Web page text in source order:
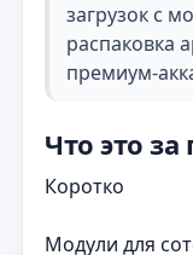
загрузок с
распаковка
Что это
Коротко
Модули для